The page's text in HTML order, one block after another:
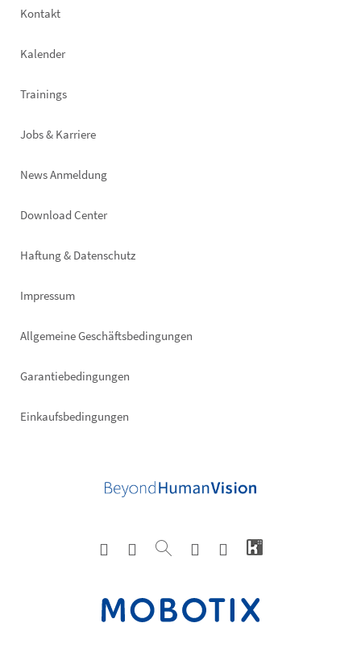
Footer
Kontakt
Kalender
Trainings
Jobs & Karriere
News Anmeldung
Footer
Download Center
Haftung & Datenschutz
Impressum
Allgemeine Geschäftsbedingungen
Garantiebedingungen
Einkaufsbedingungen